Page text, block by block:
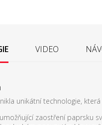
VIDEO
unikátní technologie,
zaostření paprsku